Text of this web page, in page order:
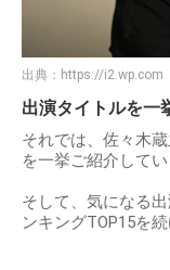
出典： https://i2.wp.com
出演タイトルを一
それでは、佐々木
を一挙ご紹介してい
そして、気になる
ンキングTOP15を